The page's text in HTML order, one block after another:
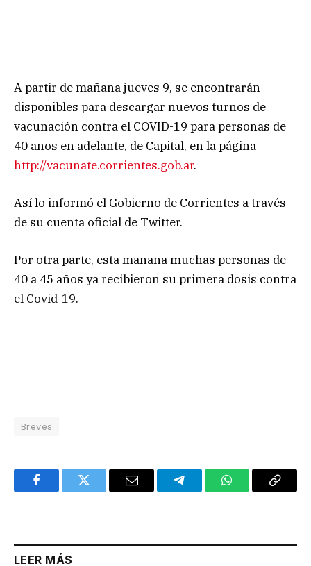
A partir de mañana jueves 9, se encontrarán
disponibles para descargar nuevos turnos de
vacunación contra el COVID-19 para personas de
40 años en adelante, de Capital, en la página
http://vacunate.corrientes.gob.ar.
Así lo informó el Gobierno de Corrientes a través
de su cuenta oficial de Twitter.
Por otra parte, esta mañana muchas personas de
40 a 45 años ya recibieron su primera dosis contra
el Covid-19.
Breves
FacebookTwitter Email TelegramWhatsAppCopy
LEER MÁS